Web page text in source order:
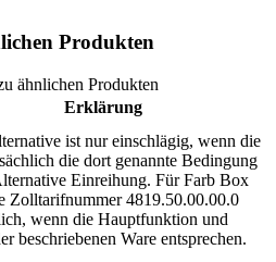
Produkten
ähnlichen Produkten
Erklärung
ist nur einschlägig, wenn die
die dort genannte Bedingung
Einreihung. Für Farb Box
Zolltarifnummer 4819.50.00.00.0
wenn die Hauptfunktion und
beschriebenen Ware entsprechen.